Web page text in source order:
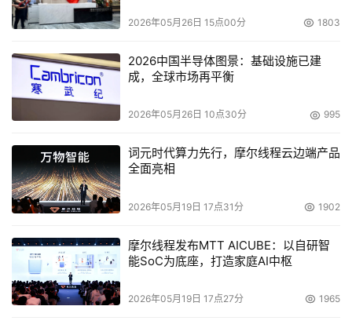
2026年05月26日 15点00分 1803
2026中国半导体图景：基础设施已建
成，全球市场再平衡
2026年05月26日 10点30分 995
词元时代算力先行，摩尔线程云边端产品
全面亮相
2026年05月19日 17点31分 1902
摩尔线程发布MTT AICUBE：以自研智
能SoC为底座，打造家庭AI中枢
2026年05月19日 17点27分 1965